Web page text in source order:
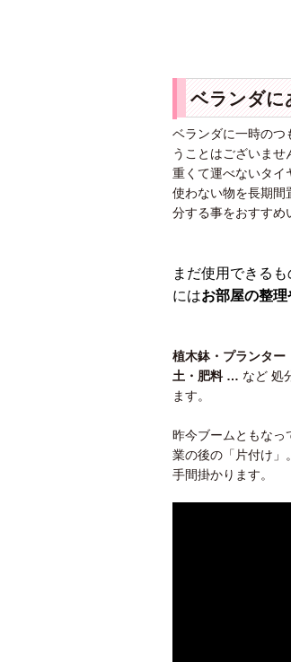
ベランダに
ベランダに一時の
うことはございませ
重くて運べないタイ
使わない物を長期間
分する事をおすすめ
まだ使用できる
にはお部屋の整
植木鉢・プランター
土・肥料 … など 処
ます。
昨今ブームともなっ
業の後の「片付け」
手間掛かります。